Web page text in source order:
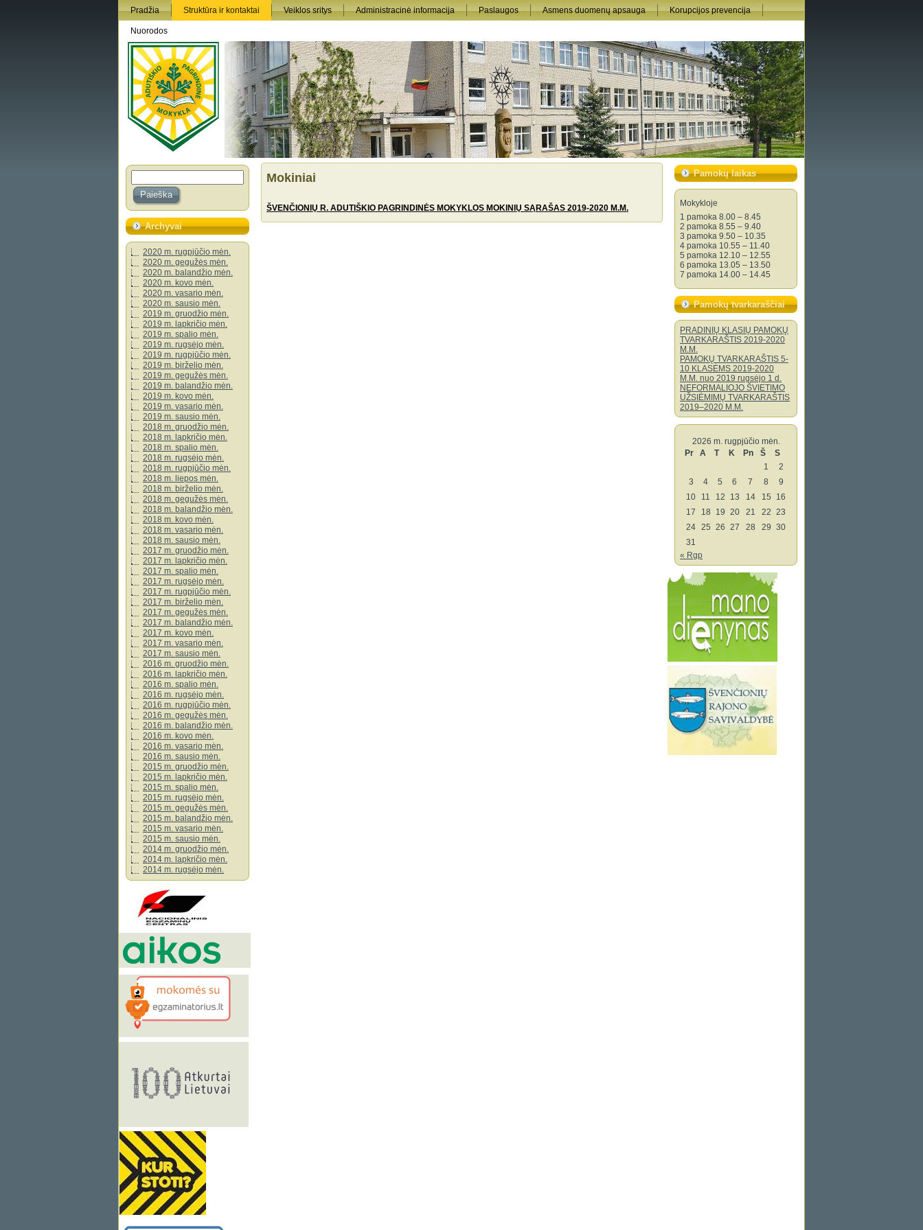
Pradžia Struktūra ir kontaktai Veiklos sritys Administracinė informacija Paslaugos Asmens duomenų apsauga Korupcijos prevencija
Nuorodos
Archyvai
2020 m. rugpjūčio mėn.
2020 m. gegužės mėn.
2020 m. balandžio mėn.
2020 m. kovo mėn.
2020 m. vasario mėn.
2020 m. sausio mėn.
2019 m. gruodžio mėn.
2019 m. lapkričio mėn.
2019 m. spalio mėn.
2019 m. rugsėjo mėn.
2019 m. rugpjūčio mėn.
2019 m. birželio mėn.
2019 m. gegužės mėn.
2019 m. balandžio mėn.
2019 m. kovo mėn.
2019 m. vasario mėn.
2019 m. sausio mėn.
2018 m. gruodžio mėn.
2018 m. lapkričio mėn.
2018 m. spalio mėn.
2018 m. rugsėjo mėn.
2018 m. rugpjūčio mėn.
2018 m. liepos mėn.
2018 m. birželio mėn.
2018 m. gegužės mėn.
2018 m. balandžio mėn.
2018 m. kovo mėn.
2018 m. vasario mėn.
2018 m. sausio mėn.
2017 m. gruodžio mėn.
2017 m. lapkričio mėn.
2017 m. spalio mėn.
2017 m. rugsėjo mėn.
2017 m. rugpjūčio mėn.
2017 m. birželio mėn.
2017 m. gegužės mėn.
2017 m. balandžio mėn.
2017 m. kovo mėn.
2017 m. vasario mėn.
2017 m. sausio mėn.
2016 m. gruodžio mėn.
2016 m. lapkričio mėn.
2016 m. spalio mėn.
2016 m. rugsėjo mėn.
2016 m. rugpjūčio mėn.
2016 m. gegužės mėn.
2016 m. balandžio mėn.
2016 m. kovo mėn.
2016 m. vasario mėn.
2016 m. sausio mėn.
2015 m. gruodžio mėn.
2015 m. lapkričio mėn.
2015 m. spalio mėn.
2015 m. rugsėjo mėn.
2015 m. gegužės mėn.
2015 m. balandžio mėn.
2015 m. vasario mėn.
2015 m. sausio mėn.
2014 m. gruodžio mėn.
2014 m. lapkričio mėn.
2014 m. rugsėjo mėn.
Mokiniai
ŠVENČIONIŲ R. ADUTIŠKIO PAGRINDINĖS MOKYKLOS MOKINIŲ SĄRAŠAS 2019-2020 M.M.
Pamokų laikas
Mokykloje
1 pamoka 8.00 – 8.45
2 pamoka 8.55 – 9.40
3 pamoka 9.50 – 10.35
4 pamoka 10.55 – 11.40
5 pamoka 12.10 – 12.55
6 pamoka 13.05 – 13.50
7 pamoka 14.00 – 14.45
Pamokų tvarkaraščiai
PRADINIŲ KLASIŲ PAMOKŲ
TVARKARAŠTIS 2019-2020
M.M.
PAMOKŲ TVARKARAŠTIS 5-
10 KLASĖMS 2019-2020
M.M. nuo 2019 rugsėjo 1 d.
NEFORMALIOJO ŠVIETIMO
UŽSIĖMIMŲ TVARKARAŠTIS
2019–2020 M.M.
2026 m. rugpjūčio mėn.
Pr
A T K Pn Š
S
1
2
3
4 5 6 7 8
9
10
11 12 13 14 15
16
17
18 19 20 21 22 23
24 25 26 27 28 29 30
31
« Rgp